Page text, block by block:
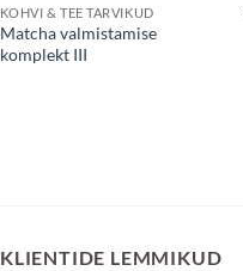
KOHVI & TEE TARVIKUD
Matcha valmistamise
komplekt III
KLIENTIDE LEMMIKUD